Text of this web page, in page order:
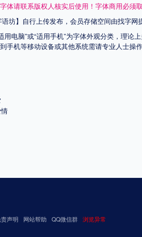
体请联系版权人核实后使用！字体商用必须
语坊】自行上传发布，会员存储空间由找字
电脑”或“适用手机”为字体外观分类，理论
手机等移动设备或其他系统需请专业人士
声明 网站帮助 QQ微信群 浏览异常